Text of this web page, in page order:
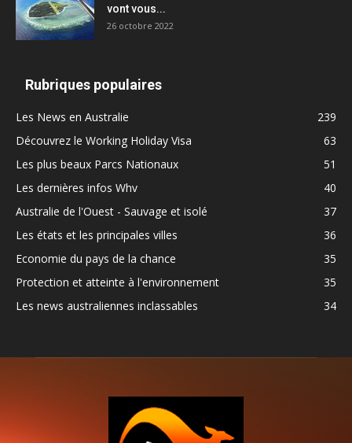
vont vous...
26 octobre 2022
Rubriques populaires
Les News en Australie
239
Découvrez le Working Holiday Visa
63
Les plus beaux Parcs Nationaux
51
Les dernières infos Whv
40
Australie de l'Ouest - Sauvage et isolé
37
Les états et les principales villes
36
Economie du pays de la chance
35
Protection et atteinte à l'environnement
35
Les news australiennes inclassables
34